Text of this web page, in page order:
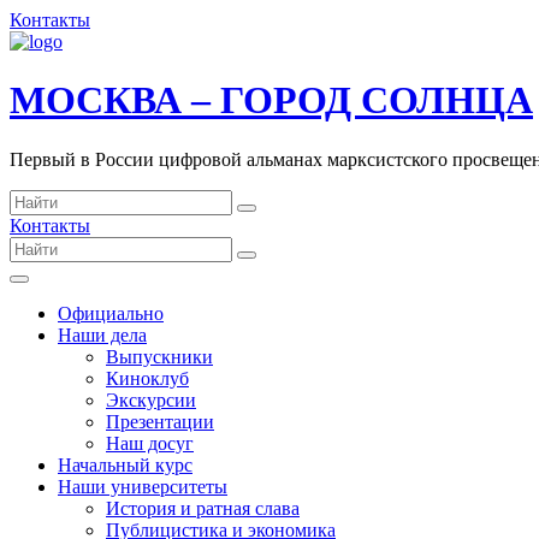
Контакты
МОСКВА – ГОРОД СОЛНЦА
Первый в России цифровой альманах марксистского
Контакты
Официально
Наши дела
Выпускники
Киноклуб
Экскурсии
Презентации
Наш досуг
Начальный курс
Наши университеты
История и ратная слава
Публицистика и экономика